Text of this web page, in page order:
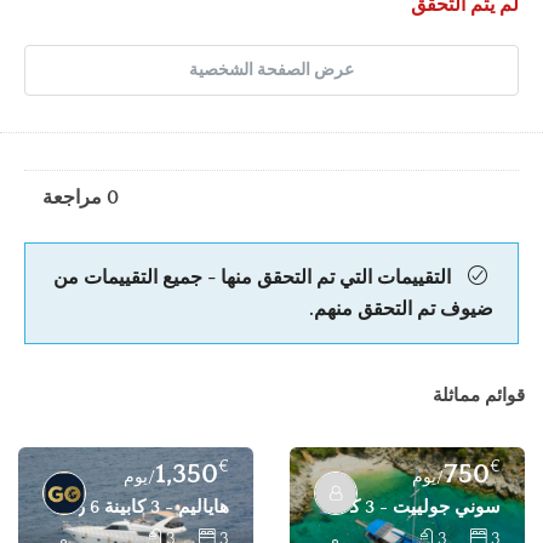
لم يتم التحقق
عرض الصفحة الشخصية
0 مراجعة
التقييمات التي تم التحقق منها - جميع التقييمات من
ضيوف تم التحقق منهم.
قوائم مماثلة
750€
/يوم
سوني جولييت - 3 كابينة 6 ركاب جولييت للتأجير - فتحية، غوجيك
1,350€
/يوم
هاياليم - 3 كابينة 6 ركاب يخت بمحرك للتأجير - غوجك، فتحية